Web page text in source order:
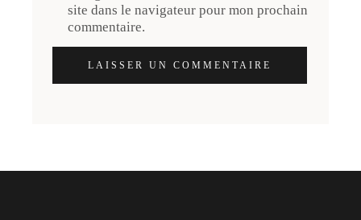
site dans le navigateur pour mon prochain
commentaire.
LAISSER UN COMMENTAIRE